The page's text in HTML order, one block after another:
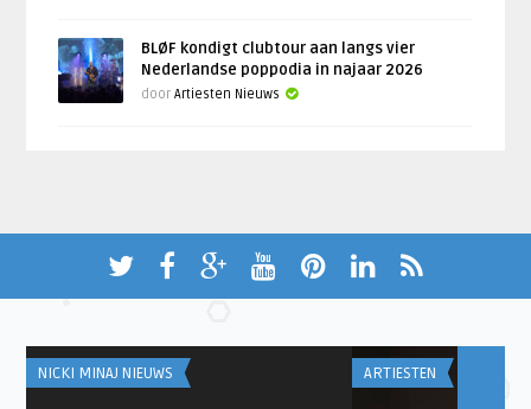
BLØF kondigt clubtour aan langs vier
Nederlandse poppodia in najaar 2026
doorArtiesten Nieuws
NICKI MINAJ NIEUWS ARTIESTEN